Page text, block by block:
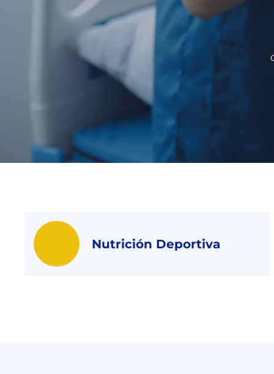
Nutrición Deportiva